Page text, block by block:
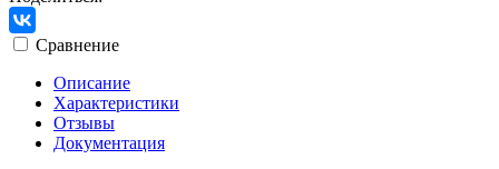
Сравнение
Описание
Характеристики
Отзывы
Документация